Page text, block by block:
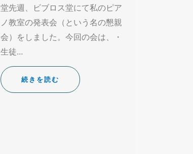
堂先週、ビブロス堂にて私のピア
ノ教室の発表会（という名の懇親
会）をしました。今回の会は、・
生徒…
続きを読む